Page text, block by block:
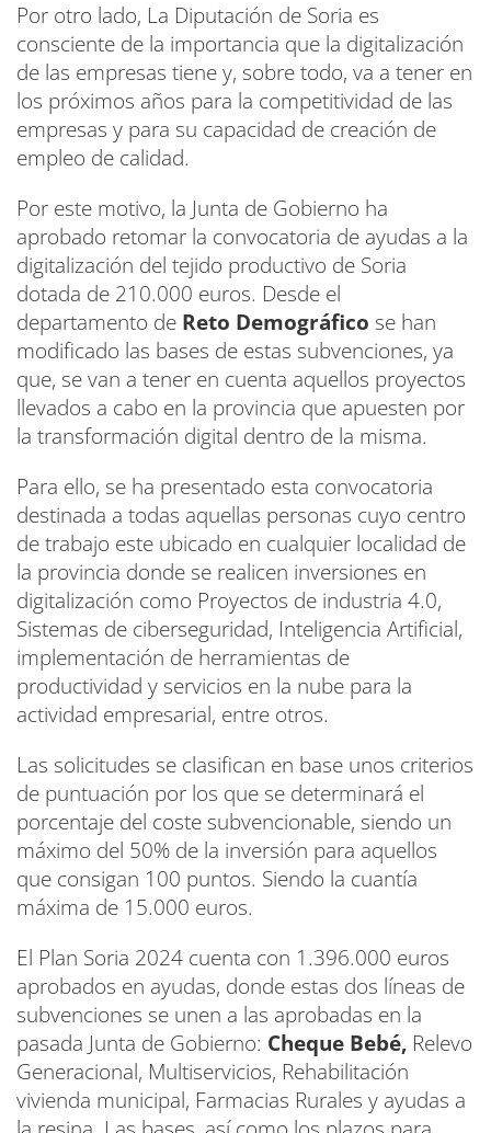
Por otro lado, La Diputación de Soria es
consciente de la importancia que la digitalización
de las empresas tiene y, sobre todo, va a tener en
los próximos años para la competitividad de las
empresas y para su capacidad de creación de
empleo de calidad.
Por este motivo, la Junta de Gobierno ha
aprobado retomar la convocatoria de ayudas a la
digitalización del tejido productivo de Soria
dotada de 210.000 euros. Desde el
departamento de Reto Demográfico se han
modificado las bases de estas subvenciones, ya
que, se van a tener en cuenta aquellos proyectos
llevados a cabo en la provincia que apuesten por
la transformación digital dentro de la misma.
Para ello, se ha presentado esta convocatoria
destinada a todas aquellas personas cuyo centro
de trabajo este ubicado en cualquier localidad de
la provincia donde se realicen inversiones en
digitalización como Proyectos de industria 4.0,
Sistemas de ciberseguridad, Inteligencia Artificial,
implementación de herramientas de
productividad y servicios en la nube para la
actividad empresarial, entre otros.
Las solicitudes se clasifican en base unos criterios
de puntuación por los que se determinará el
porcentaje del coste subvencionable, siendo un
máximo del 50% de la inversión para aquellos
que consigan 100 puntos. Siendo la cuantía
máxima de 15.000 euros.
El Plan Soria 2024 cuenta con 1.396.000 euros
aprobados en ayudas, donde estas dos líneas de
subvenciones se unen a las aprobadas en la
pasada Junta de Gobierno: Cheque Bebé, Relevo
Generacional, Multiservicios, Rehabilitación
vivienda municipal, Farmacias Rurales y ayudas a